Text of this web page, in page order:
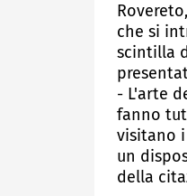
che si
scintilla
- L'arte
fanno
visitano
un
della